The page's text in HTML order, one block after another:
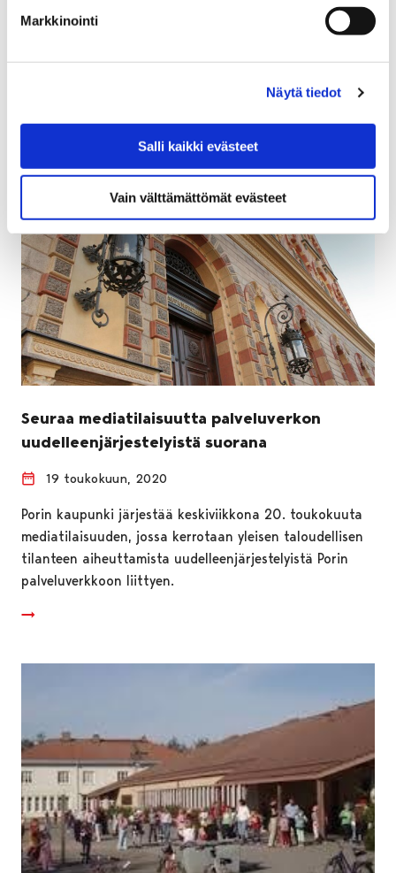
Markkinointi
Näytä tiedot
Salli kaikki evästeet
Vain välttämättömät evästeet
Viime vuonna päätettyyn palveluverkkoon esitetään
uudelleen yleisen taloudellisen tilanteen vuoksi. Myös
kulttuuripalvelujen uudelleenjärjestämistä esitetään.
Seuraa mediatilaisuutta palveluverkon
uudelleenjärjestelyistä suorana
19 toukokuun, 2020
Porin kaupunki järjestää keskiviikkona 20. toukokuuta
mediatilaisuuden, jossa kerrotaan yleisen taloudellisen
tilanteen aiheuttamista uudelleenjärjestelyistä Porin
palveluverkkoon liittyen.